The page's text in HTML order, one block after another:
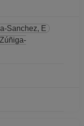
de Ciencias
Sanchez, E
Zúñiga-